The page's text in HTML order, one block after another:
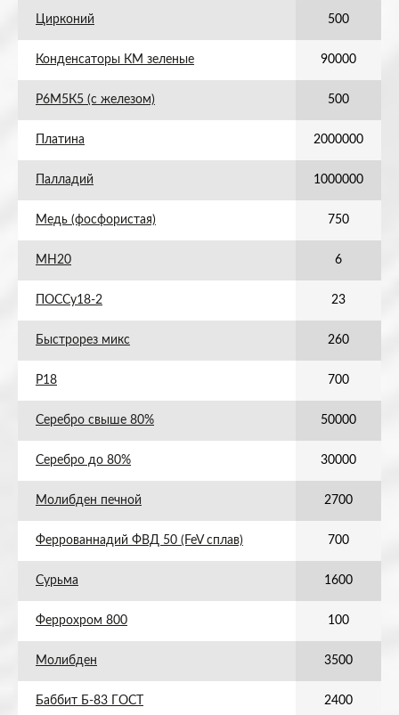
Цирконий 500
Конденсаторы КМ зеленые 90000
Р6М5К5 (с железом) 500
Платина 2000000
Палладий 1000000
Медь (фосфористая) 750
МН20 6
ПОССу18-2 23
Быстрорез микс 260
Р18 700
Серебро свыше 80% 50000
Серебро до 80% 30000
Молибден печной 2700
Феррованнадий ФВД 50 (FeV сплав) 700
Сурьма 1600
Феррохром 800 100
Молибден 3500
Баббит Б-83 ГОСТ 2400